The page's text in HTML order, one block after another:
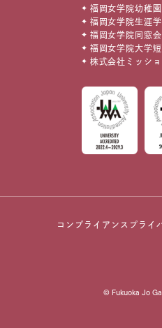
福岡女学院幼稚園
福岡女学院生涯
福岡女学院同窓会
福岡女学院大学
株式会社ミッシ
コンプライアンス プライ
© Fukuoka Jo